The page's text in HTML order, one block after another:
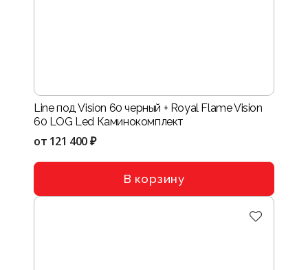
Line под Vision 60 черный + Royal Flame Vision
60 LOG Led Каминокомплект
от 121 400 ₽
В корзину